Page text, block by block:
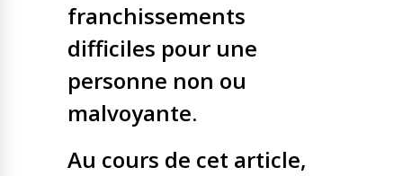
franchissements
difficiles pour une
personne non ou
malvoyante.
Au cours de cet article,